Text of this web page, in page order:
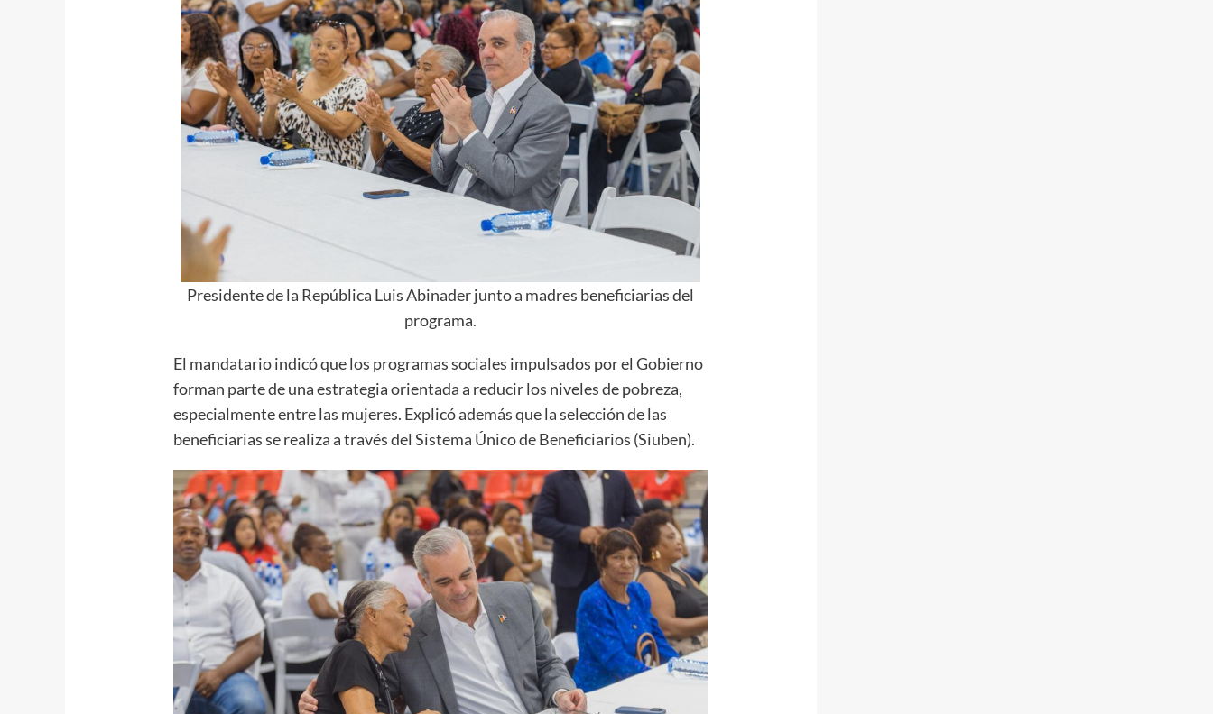
Presidente de la República Luis Abinader junto a madres beneficiarias del
programa.
El mandatario indicó que los programas sociales impulsados por el Gobierno
forman parte de una estrategia orientada a reducir los niveles de pobreza,
especialmente entre las mujeres. Explicó además que la selección de las
beneficiarias se realiza a través del Sistema Único de Beneficiarios (Siuben).